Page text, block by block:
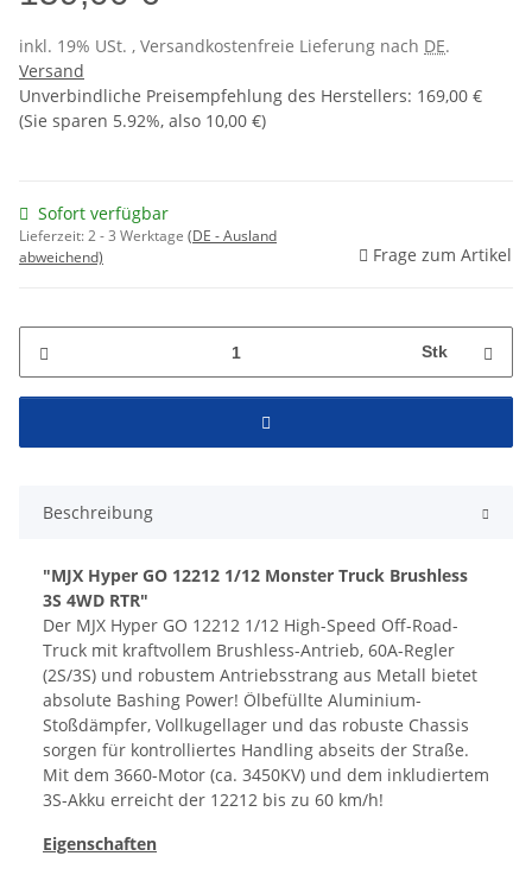
inkl. 19% USt. , Versandkostenfreie Lieferung nach DE.
Versand
Unverbindliche Preisempfehlung des Herstellers: 169,00 €
(Sie sparen 5.92%, also 10,00 €)
Sofort verfügbar
Lieferzeit:2 - 3 Werktage (DE - Ausland
abweichend)
Frage zum Artikel
Stk
Beschreibung
"MJX Hyper GO 12212 1/12 Monster Truck Brushless
3S 4WD RTR"
Der MJX Hyper GO 12212 1/12 High-Speed Off-Road-
Truck mit kraftvollem Brushless-Antrieb, 60A-Regler
(2S/3S) und robustem Antriebsstrang aus Metall bietet
absolute Bashing Power! Ölbefüllte Aluminium-
Stoßdämpfer, Vollkugellager und das robuste Chassis
sorgen für kontrolliertes Handling abseits der Straße.
Mit dem 3660-Motor (ca. 3450KV) und dem inkludiertem
3S-Akku erreicht der 12212 bis zu 60 km/h!
Eigenschaften